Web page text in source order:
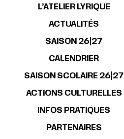
L’ATELIER LYRIQUE
ACTUALITÉS
SAISON 26|27
CALENDRIER
SAISON SCOLAIRE 26|27
ACTIONS CULTURELLES
INFOS PRATIQUES
PARTENAIRES